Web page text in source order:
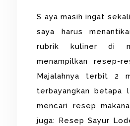
S aya masih ingat
saya harus
rubrik kuliner di
menampilkan resep-
Majalahnya terbit 2
terbayangkan betapa
mencari resep
juga: Resep Sayur